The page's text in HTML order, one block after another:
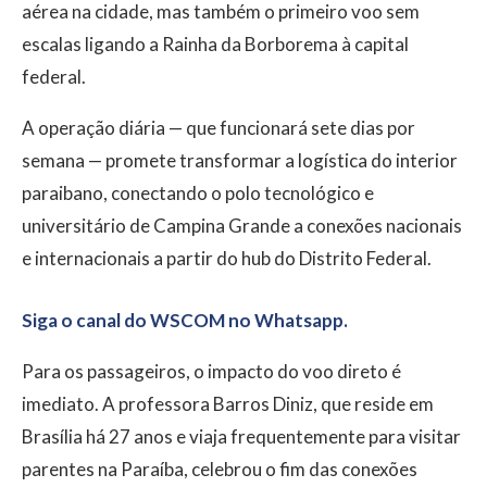
aérea na cidade, mas também o primeiro voo sem
escalas ligando a Rainha da Borborema à capital
federal.
A operação diária — que funcionará sete dias por
semana — promete transformar a logística do interior
paraibano, conectando o polo tecnológico e
universitário de Campina Grande a conexões nacionais
e internacionais a partir do hub do Distrito Federal.
Siga o canal do WSCOM no Whatsapp.
Para os passageiros, o impacto do voo direto é
imediato. A professora Barros Diniz, que reside em
Brasília há 27 anos e viaja frequentemente para visitar
parentes na Paraíba, celebrou o fim das conexões